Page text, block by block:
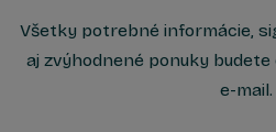
Všetky potrebné informácie,
aj zvýhodnené ponuky
e-mail.